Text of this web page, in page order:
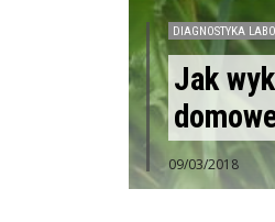
DIAGNOSTYKA
Jak
09/03/2018